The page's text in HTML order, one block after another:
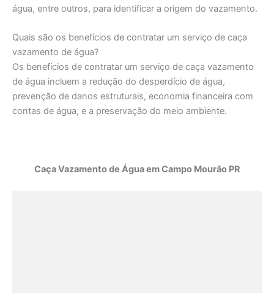
água, entre outros, para identificar a origem do vazamento.
Quais são os benefícios de contratar um serviço de caça
vazamento de água?
Os benefícios de contratar um serviço de caça vazamento
de água incluem a redução do desperdício de água,
prevenção de danos estruturais, economia financeira com
contas de água, e a preservação do meio ambiente.
Caça Vazamento de Água em Campo Mourão PR